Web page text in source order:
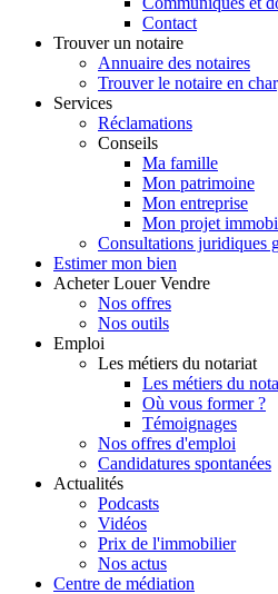
Contact
Trouver un notaire
Annuaire des notaires
Trouver le notaire en
Services
Réclamations
Conseils
Ma famille
Mon patrimoine
Mon entreprise
Mon projet
Consultations juridiques
Estimer mon bien
Acheter Louer Vendre
Nos offres
Nos outils
Emploi
Les métiers du notariat
Les métiers du
Où vous former ?
Témoignages
Nos offres d'emploi
Candidatures spontanées
Actualités
Podcasts
Vidéos
Prix de l'immobilier
Nos actus
Centre de médiation